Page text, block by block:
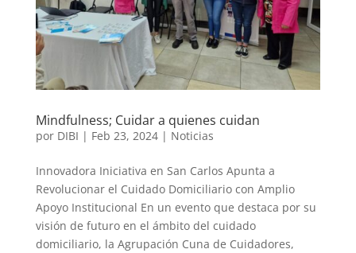
Mindfulness; Cuidar a quienes cuidan
por DIBI | Feb 23, 2024| Noticias
Innovadora Iniciativa en San Carlos Apunta a
Revolucionar el Cuidado Domiciliario con Amplio
Apoyo Institucional En un evento que destaca por su
visión de futuro en el ámbito del cuidado
domiciliario, la Agrupación Cuna de Cuidadores,